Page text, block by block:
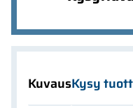
KuvausKysy